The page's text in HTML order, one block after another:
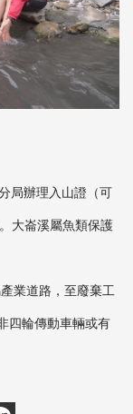
局辦理入山證（可
大崙溪屬魚類保護
業道路，至廢棄工
四輪傳動車輛或有